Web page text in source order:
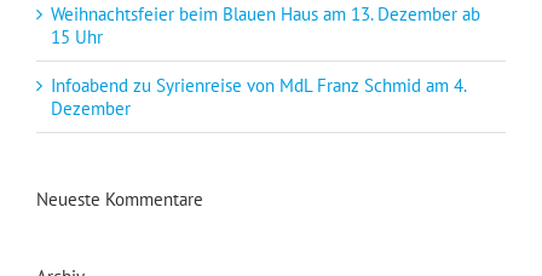
Weihnachtsfeier beim Blauen Haus am 13. Dezember ab
15 Uhr
Infoabend zu Syrienreise von MdL Franz Schmid am 4.
Dezember
Neueste Kommentare